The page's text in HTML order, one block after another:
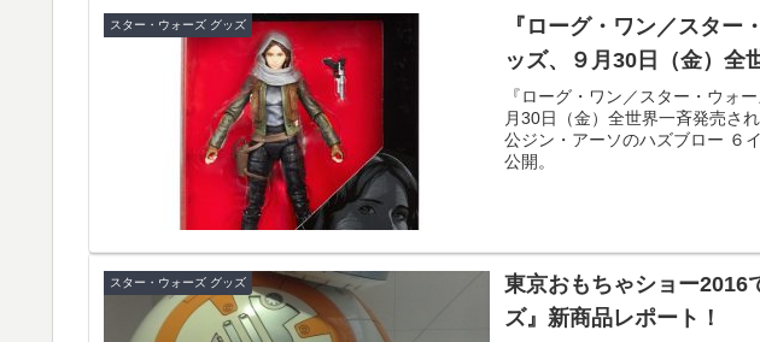
スター・ウォーズ グッズ
『ローグ・ワン／スター
ッズ、９月30日（金）全
『ローグ・ワン／スター・ウォ
月30日（金）全世界一斉発売さ
公ジン・アーソのハズブロー ６
公開。
スター・ウォーズ グッズ
東京おもちゃショー2016
ズ』新商品レポート！